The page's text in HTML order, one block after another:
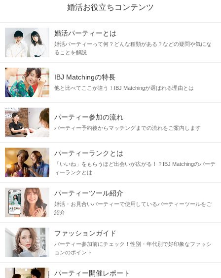
婚活お役立ちコンテンツ
婚活パーティーとは
婚活パーティーって何？どんな種類がある？などの疑問や気にな
ることを解説
IBJ Matchingの特長
他と比べてここが違う！IBJ Matchingが選ばれる理由とは
パーティー参加の流れ
パーティー予約後からマッチングまでの流れをご案内します
パーティーランクとは
「いいね」をもらうほど出会いが広がる！？IBJ Matchingのパーテ
ィーランクとは
パーティーツール紹介
婚活・お見合いパーティーで使用しているパーティーツールをご
紹介
ファッションガイド
パーティー参加前にチェック！性別・年代別で好印象なファッシ
ョンのポイント
パーティー開催レポート